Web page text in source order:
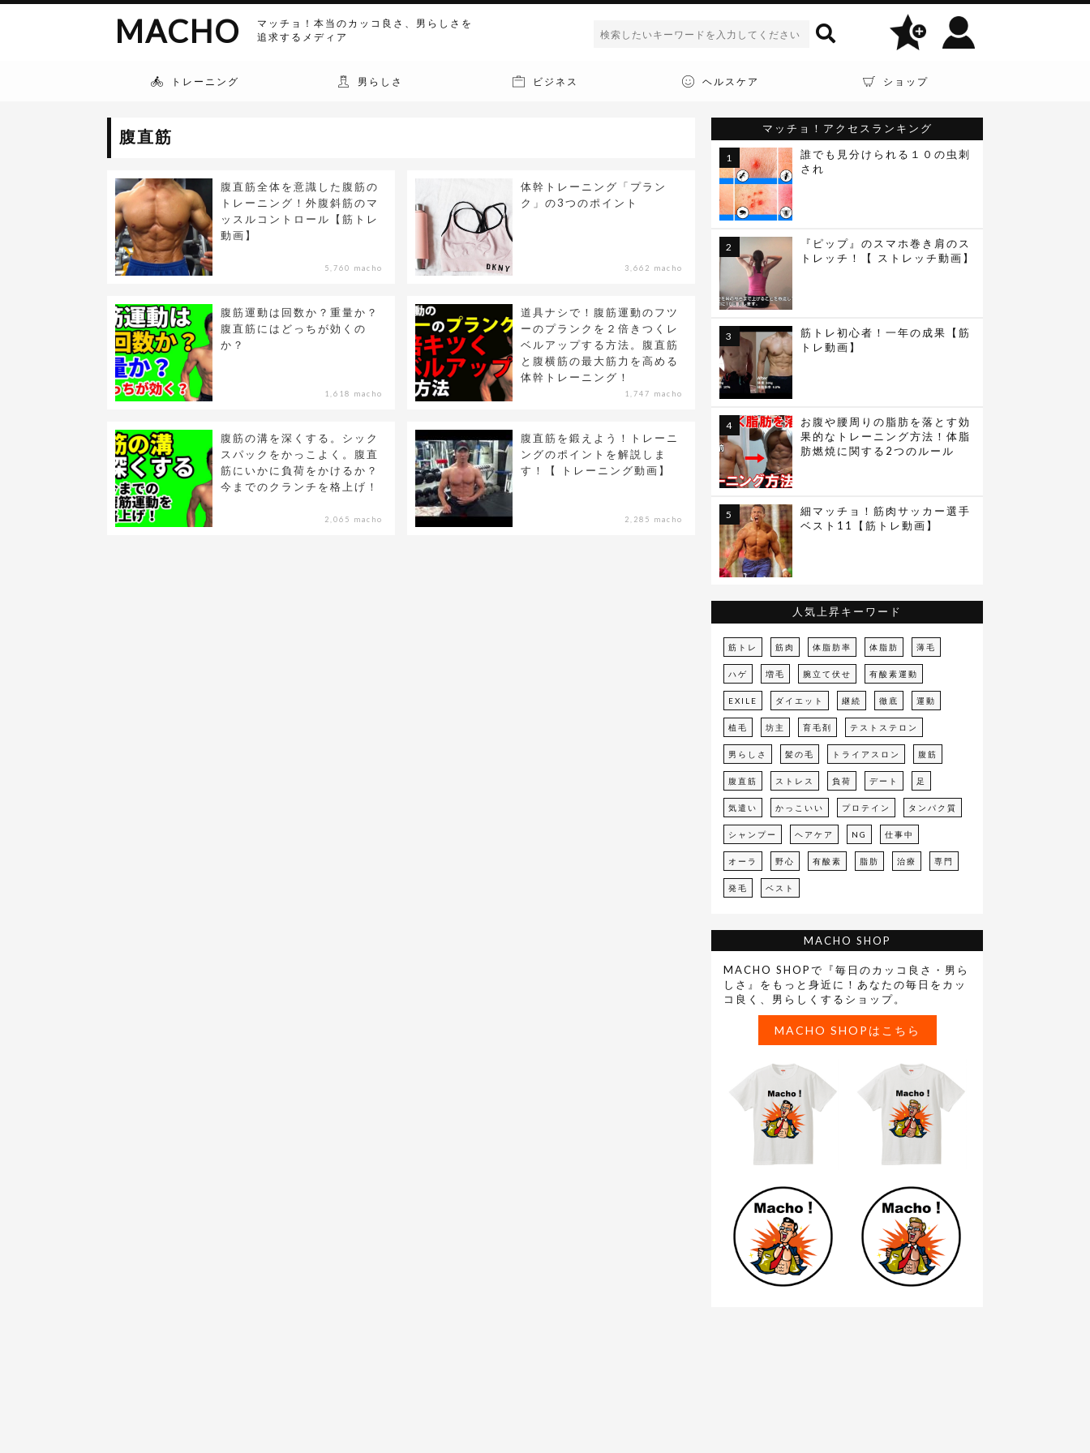
マッチョ！本当のカッコ良さ、男らしさを
追求するメディア
MACHO
トレーニング 男らしさ ビジネス ヘルスケア ショップ
腹直筋
腹直筋全体を意識した腹筋の
トレーニング！外腹斜筋のマ
ッスルコントロール【筋トレ
動画】
5,760 macho
体幹トレーニング「プラン
ク」の3つのポイント
3,662 macho
腹筋運動は回数か？重量か？
腹直筋にはどっちが効くの
か？
1,618 macho
道具ナシで！腹筋運動のフツ
ーのプランクを２倍きつくレ
ベルアップする方法。腹直筋
と腹横筋の最大筋力を高める
体幹トレーニング！
1,747 macho
腹筋の溝を深くする。シック
スパックをかっこよく。腹直
筋にいかに負荷をかけるか？
今までのクランチを格上げ！
2,065 macho
腹直筋を鍛えよう！トレーニ
ングのポイントを解説しま
す！【 トレーニング動画】
2,285 macho
マッチョ！アクセスランキング
誰でも見分けられる１０の虫刺
され
『ピップ』のスマホ巻き肩のス
トレッチ！【 ストレッチ動画】
筋トレ初心者！一年の成果【筋
トレ動画】
お腹や腰周りの脂肪を落とす効
果的なトレーニング方法！体脂
肪燃焼に関する2つのルール
細マッチョ！筋肉サッカー選手
ベスト11【筋トレ動画】
人気上昇キーワード
筋トレ 筋肉 体脂肪率 体脂肪 薄毛
ハゲ 増毛 腕立て伏せ 有酸素運動
EXILE ダイエット 継続 徹底 運動
植毛 坊主 育毛剤 テストステロン
男らしさ 髪の毛 トライアスロン 腹筋
腹直筋 ストレス 負荷 デート 足
気遣い かっこいい プロテイン タンパク質
シャンプー ヘアケア NG 仕事中
オーラ 野心 有酸素 脂肪 治療 専門
発毛 ベスト
MACHO SHOP
MACHO SHOPで『毎日のカッコ良さ・男ら
しさ』をもっと身近に！あなたの毎日をカッ
コ良く、男らしくするショップ。
MACHO SHOPはこちら